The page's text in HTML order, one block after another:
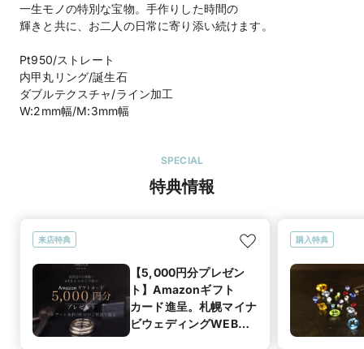
一生モノの特別な宝物。手作りした時間の
輝きと共に、お二人の日常に寄り添い続けます。
Pt950/ストレート
内甲丸リング/誕生石
ダブルテクスチャ/ライン加工
W:2mm幅/M:3mm幅
SPECIAL
特典情報
来店特典
【5,000円分プレゼン
ト】Amazonギフト
カード進呈。札幌マイナ
ビウェディングWEB予
購入特典